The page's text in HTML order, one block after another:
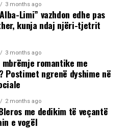
3 months ago
Limi” vazhdon edhe pas
kunja ndaj njëri-tjetrit
3 months ago
mbrëmje romantike me
Postimet ngrenë dyshime në
2 months ago
me dedikim të veçantë
e vogël